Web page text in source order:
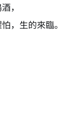
，
，生的來臨。